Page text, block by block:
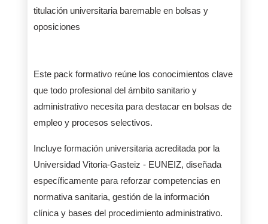
titulación universitaria baremable en bolsas y
oposiciones
Este pack formativo reúne los conocimientos clave
que todo profesional del ámbito sanitario y
administrativo necesita para destacar en bolsas de
empleo y procesos selectivos.
Incluye formación universitaria acreditada por la
Universidad Vitoria-Gasteiz - EUNEIZ, diseñada
específicamente para reforzar competencias en
normativa sanitaria, gestión de la información
clínica y bases del procedimiento administrativo.